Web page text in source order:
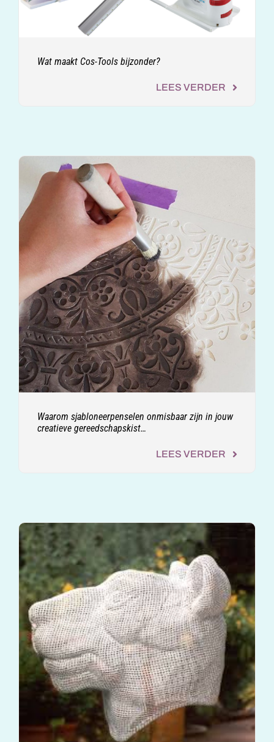
Wat maakt Cos-Tools bijzonder?
LEES VERDER
Waarom sjabloneerpenselen onmisbaar zijn in jouw
creatieve gereedschapskist…
LEES VERDER